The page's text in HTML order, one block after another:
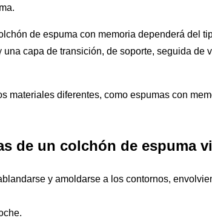
de espuma con memoria dependerá del
capa de transición, de soporte, seguida de
materiales diferentes, como espumas con
de un colchón de espuma
y amoldarse a los contornos,